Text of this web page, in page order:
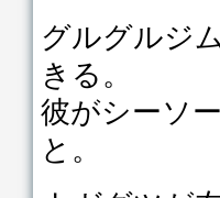
グルグルジ
きる。
彼がシーソ
と。